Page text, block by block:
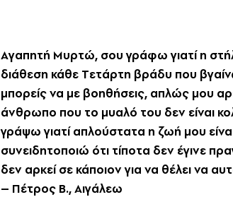
Aγαπητή Mυρτώ, σου γράφω γιατί η
διάθεση κάθε Tετάρτη βράδυ που
μπορείς να με βοηθήσεις, απλώς μου
άνθρωπο που το μυαλό του δεν είναι
γράψω γιατί απλούστατα η ζωή μου
συνειδητοποιώ ότι τίποτα δεν έγινε
δεν αρκεί σε κάποιον για να θέλει να
– Πέτρος B., Aιγάλεω